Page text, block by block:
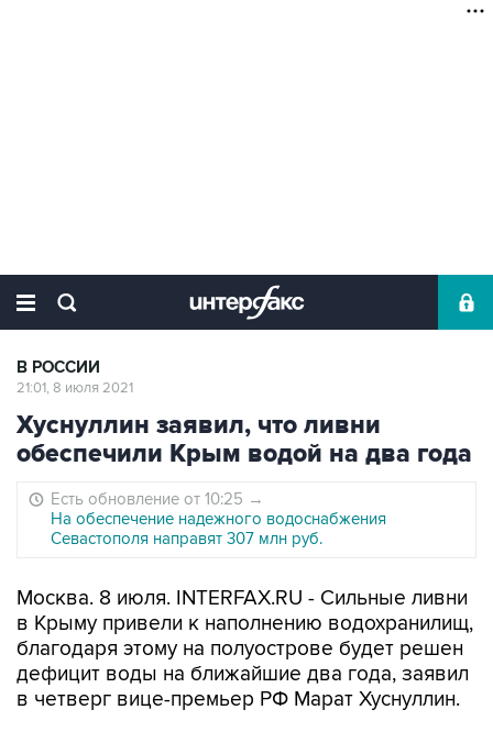
В РОССИИ
21:01, 8 июля 2021
Хуснуллин заявил, что ливни
обеспечили Крым водой на два года
Есть обновление от 10:25 →
На обеспечение надежного водоснабжения
Севастополя направят 307 млн руб.
Москва. 8 июля. INTERFAX.RU - Сильные ливни
в Крыму привели к наполнению водохранилищ,
благодаря этому на полуострове будет решен
дефицит воды на ближайшие два года, заявил
в четверг вице-премьер РФ Марат Хуснуллин.